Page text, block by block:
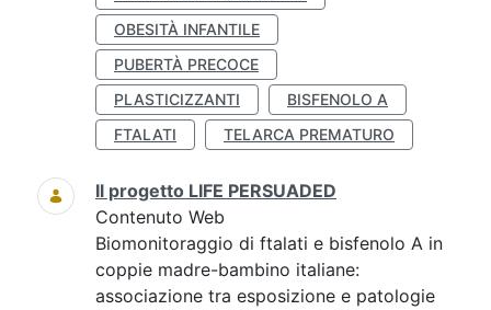
OBESITÀ INFANTILE
PUBERTÀ PRECOCE
PLASTICIZZANTI
BISFENOLO A
FTALATI
TELARCA PREMATURO
Il progetto LIFE PERSUADED
Contenuto Web
Biomonitoraggio di ftalati e bisfenolo A in
coppie madre-bambino italiane:
associazione tra esposizione e patologie